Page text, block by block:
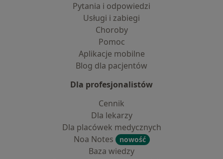
Pytania i odpowiedzi
Usługi i zabiegi
Choroby
Pomoc
Aplikacje mobilne
Blog dla pacjentów
Dla profesjonalistów
Cennik
Dla lekarzy
Dla placówek medycznych
Noa Notes
nowość
Baza wiedzy